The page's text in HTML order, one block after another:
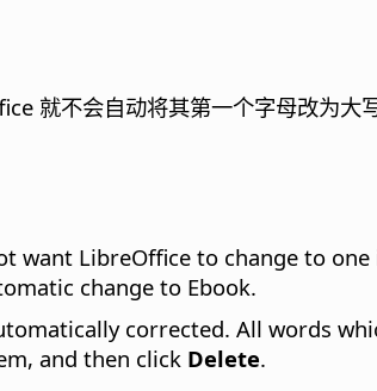
就不会自动将其第一个字母改为大写
LibreOffice to change to
change to Ebook.
corrected. All words
and then click Delete.